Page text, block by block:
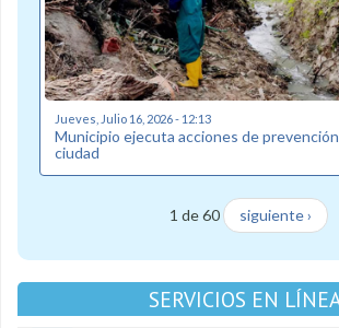
Jueves, Julio 16, 2026 - 12:13
Municipio ejecuta acciones de
ciudad
1 de 60 siguiente ›
SERVICIOS EN